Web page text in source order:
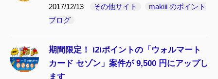
2017/12/13 その他サイト
makiii のポイント
ブログ
期間限定！ i2iポイントの「ウォルマート
カード セゾン」案件が 9,500 円にアップし
ます